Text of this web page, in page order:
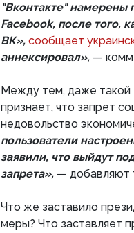
"Вконтакте" намерены
Facebook, после того,
ВК», сообщает
аннексировал», —
Между тем, даже такой
признает, что запрет
недовольство
пользователи
заявили, что выйдут
запрета», — добавляют
Что же заставило
меры? Что заставляет